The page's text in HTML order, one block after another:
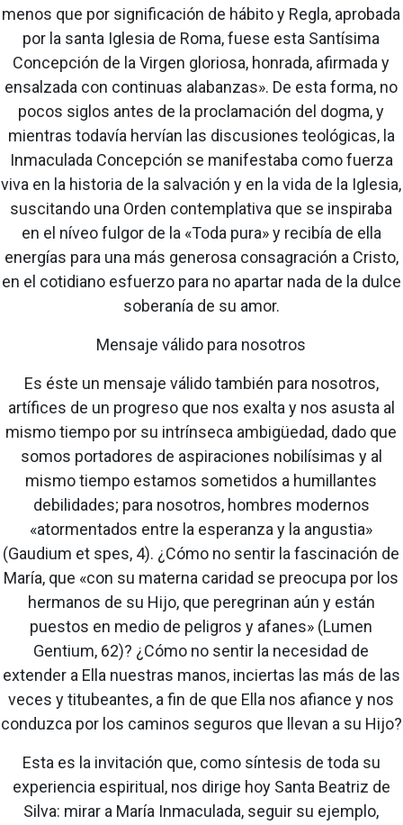
menos que por significación de hábito y Regla, aprobada
por la santa Iglesia de Roma, fuese esta Santísima
Concepción de la Virgen gloriosa, honrada, afirmada y
ensalzada con continuas alabanzas». De esta forma, no
pocos siglos antes de la proclamación del dogma, y
mientras todavía hervían las discusiones teológicas, la
Inmaculada Concepción se manifestaba como fuerza
viva en la historia de la salvación y en la vida de la Iglesia,
suscitando una Orden contemplativa que se inspiraba
en el níveo fulgor de la «Toda pura» y recibía de ella
energías para una más generosa consagración a Cristo,
en el cotidiano esfuerzo para no apartar nada de la dulce
soberanía de su amor.
Mensaje válido para nosotros
Es éste un mensaje válido también para nosotros,
artífices de un progreso que nos exalta y nos asusta al
mismo tiempo por su intrínseca ambigüedad, dado que
somos portadores de aspiraciones nobilísimas y al
mismo tiempo estamos sometidos a humillantes
debilidades; para nosotros, hombres modernos
«atormentados entre la esperanza y la angustia»
(Gaudium et spes, 4). ¿Cómo no sentir la fascinación de
María, que «con su materna caridad se preocupa por los
hermanos de su Hijo, que peregrinan aún y están
puestos en medio de peligros y afanes» (Lumen
Gentium, 62)? ¿Cómo no sentir la necesidad de
extender a Ella nuestras manos, inciertas las más de las
veces y titubeantes, a fin de que Ella nos afiance y nos
conduzca por los caminos seguros que llevan a su Hijo?
Esta es la invitación que, como síntesis de toda su
experiencia espiritual, nos dirige hoy Santa Beatriz de
Silva: mirar a María Inmaculada, seguir su ejemplo,